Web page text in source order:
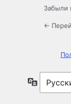
Забыли
←
Язык